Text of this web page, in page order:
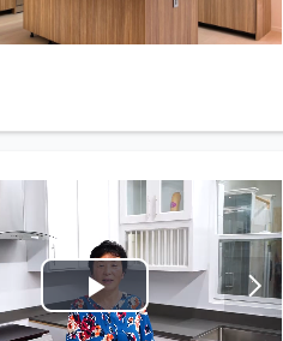
Play